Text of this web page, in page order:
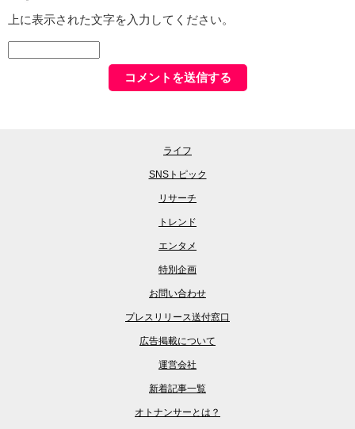
上に表示された文字を入力してください。
ライフ
SNSトピック
リサーチ
トレンド
エンタメ
特別企画
お問い合わせ
プレスリリース送付窓口
広告掲載について
運営会社
新着記事一覧
オトナンサーとは？